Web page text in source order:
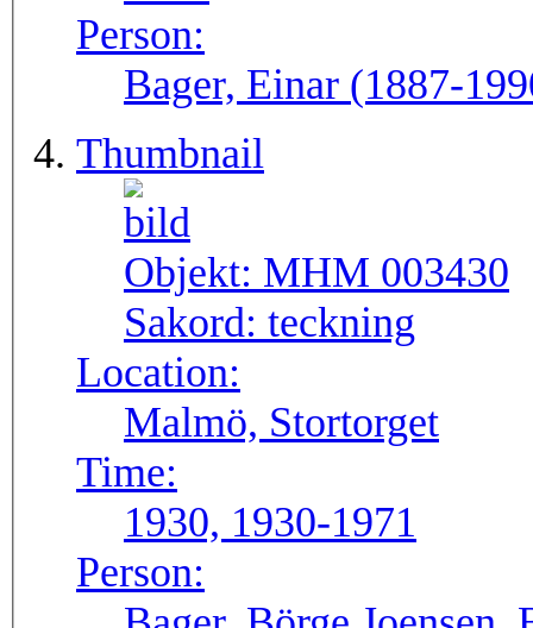
Person:
Bager, Einar (1887-
Thumbnail
Objekt: MHM 003430
Sakord: teckning
Location:
Malmö, Stortorget
Time:
1930, 1930-1971
Person: